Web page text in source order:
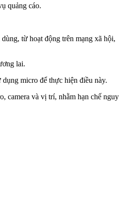
quảng cáo.
từ hoạt động trên mạng xã hội,
lai.
micro để thực hiện điều này.
camera và vị trí, nhằm hạn chế nguy